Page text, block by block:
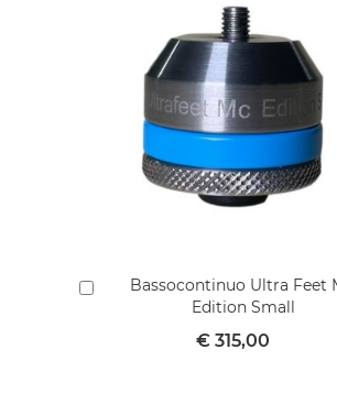
Bassocontinuo Ultra Feet
Edition Small
€ 315,00
winkelmandje